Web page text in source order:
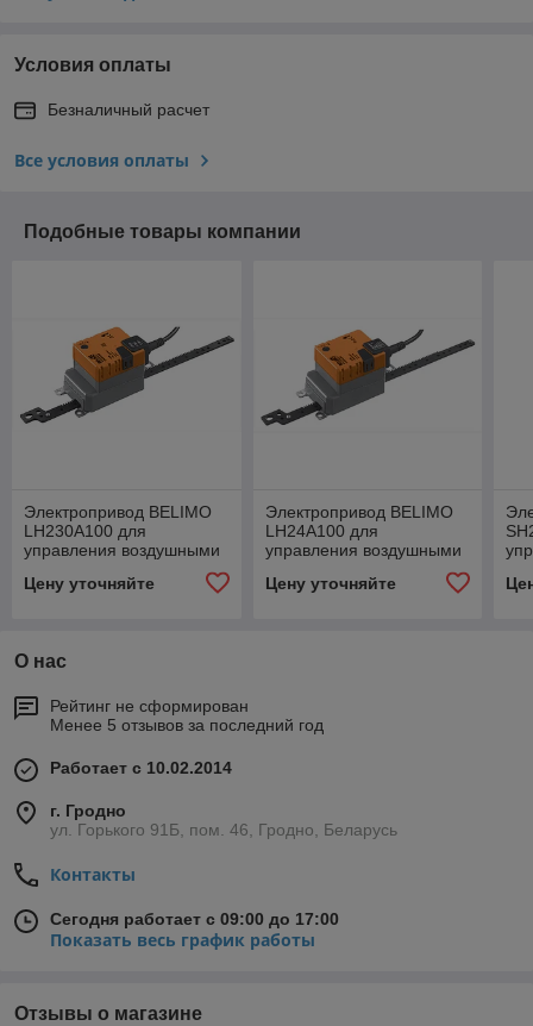
Условия оплаты
Безналичный расчет
Все условия оплаты
Подобные товары компании
Электропривод BELIMO
LH230A100 для
управления воздушными
заслонками (Откр/закр 3-
позиционно: 230 В~)
Цену уточняйте
Электропривод BELIMO
LH24A100 для
управления воздушными
заслонками (Откр/закр 3-
позиционно 24 В)
Цену уточняйте
О нас
Рейтинг не сформирован
Менее 5 отзывов за последний год
Работает с 10.02.2014
г. Гродно
ул. Горького 91Б, пом. 46, Гродно, Беларусь
Контакты
Сегодня работает с 09:00 до 17:00
Показать весь график работы
Отзывы о магазине